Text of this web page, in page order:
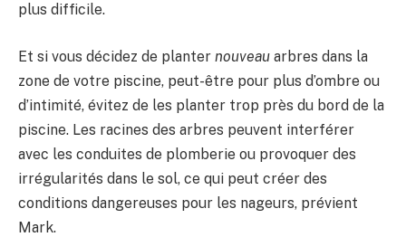
plus difficile.
Et si vous décidez de planter nouveau arbres dans la
zone de votre piscine, peut-être pour plus d’ombre ou
d’intimité, évitez de les planter trop près du bord de la
piscine. Les racines des arbres peuvent interférer
avec les conduites de plomberie ou provoquer des
irrégularités dans le sol, ce qui peut créer des
conditions dangereuses pour les nageurs, prévient
Mark.